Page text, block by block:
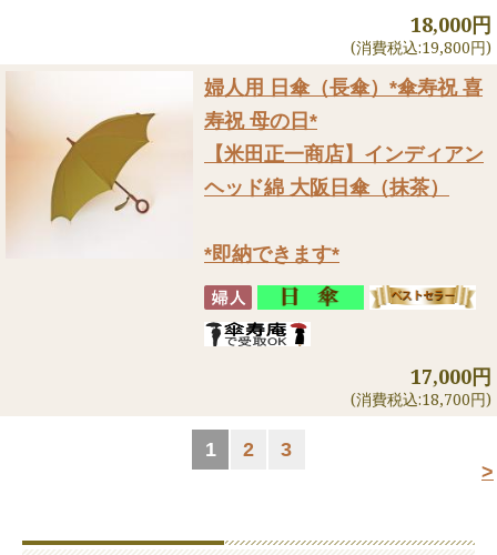
18,000円
(消費税込:19,800円)
婦人用 日傘（長傘） *傘寿祝 喜
寿祝 母の日*
【米田正一商店】インディアン
ヘッド綿 大阪日傘（抹茶）
*即納できます*
17,000円
(消費税込:18,700円)
>
1 2 3